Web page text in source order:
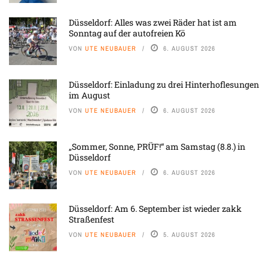
Düsseldorf: Alles was zwei Räder hat ist am
Sonntag auf der autofreien Kö
VON UTE NEUBAUER 6. AUGUST 2026
Düsseldorf: Einladung zu drei Hinterhoflesungen
im August
VON UTE NEUBAUER 6. AUGUST 2026
„Sommer, Sonne, PRÜF!“ am Samstag (8.8.) in
Düsseldorf
VON UTE NEUBAUER 6. AUGUST 2026
Düsseldorf: Am 6. September ist wieder zakk
Straßenfest
VON UTE NEUBAUER 5. AUGUST 2026